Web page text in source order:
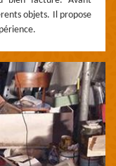
objets. Il propose